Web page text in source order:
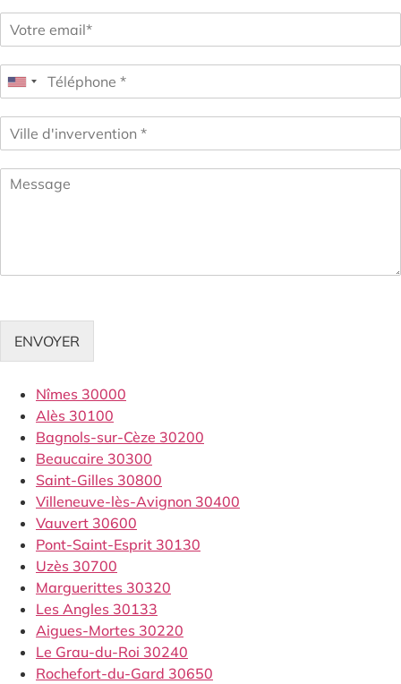
ENVOYER
Nîmes 30000
Alès 30100
Bagnols-sur-Cèze 30200
Beaucaire 30300
Saint-Gilles 30800
Villeneuve-lès-Avignon 30400
Vauvert 30600
Pont-Saint-Esprit 30130
Uzès 30700
Marguerittes 30320
Les Angles 30133
Aigues-Mortes 30220
Le Grau-du-Roi 30240
Rochefort-du-Gard 30650